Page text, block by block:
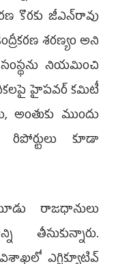
కొరకు జీఎన్‌రావు
శరణ్యం అని
నియమించి
హైపవర్‌ కమిటీ
ముందు
రిపోర్టులు కూడా
రాజధానులు